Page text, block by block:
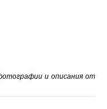
и описания от